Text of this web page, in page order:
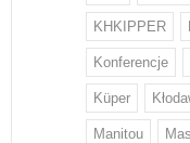
KHKIPPER
Konferencje
Küper
Manitou